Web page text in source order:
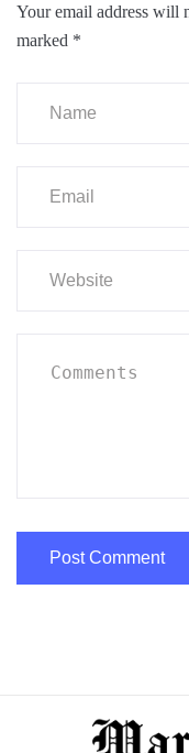
Your email address will
marked *